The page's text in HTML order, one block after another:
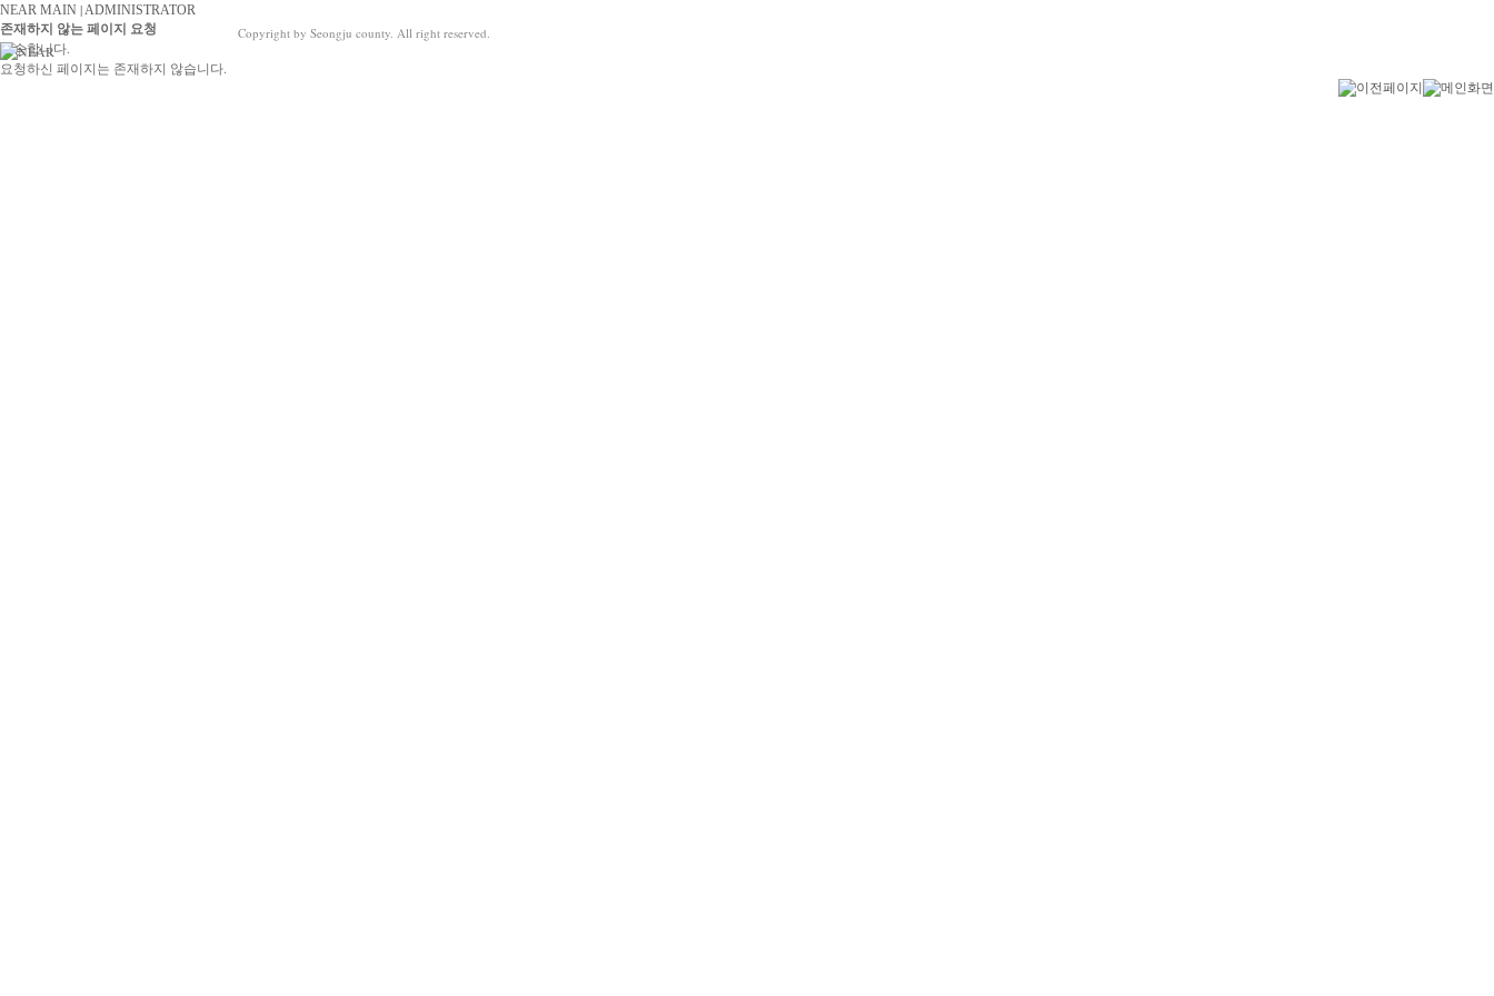
NEAR MAIN |ADMINISTRATOR
존재하지 않는 페이지 요청
죄송합니다.
요청하신 페이지는 존재하지 않습니다.
Copyright by Seongju county. All right reserved.